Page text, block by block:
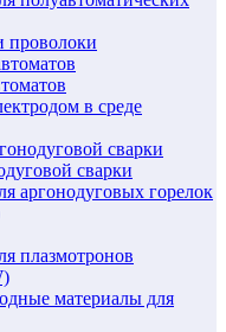
проволоки
в среде
сварки
сварки
аргонодуговых горелок
плазмотронов
материалы для